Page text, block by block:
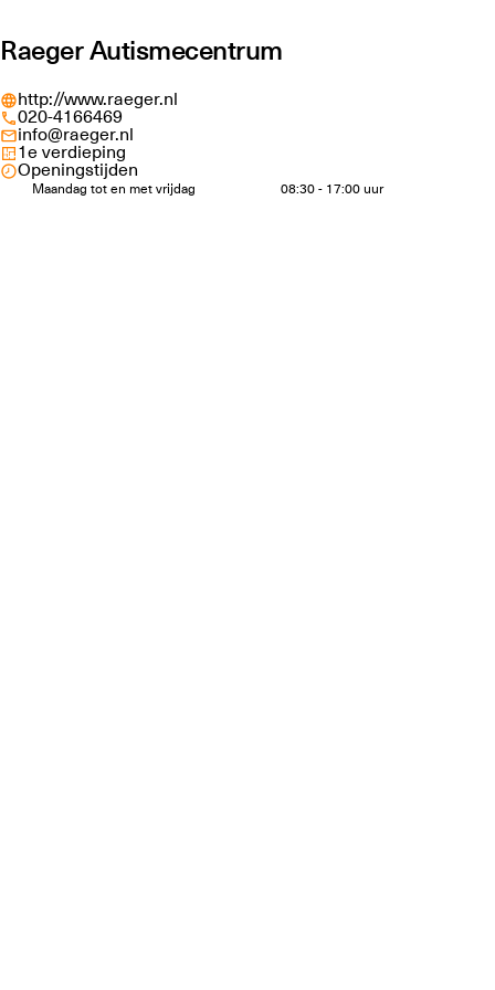
Raeger Autismecentrum
http://www.raeger.nl
020-4166469
info@raeger.nl
1e verdieping
Openingstijden
Maandag tot en met vrijdag 08:30 - 17:00 uur